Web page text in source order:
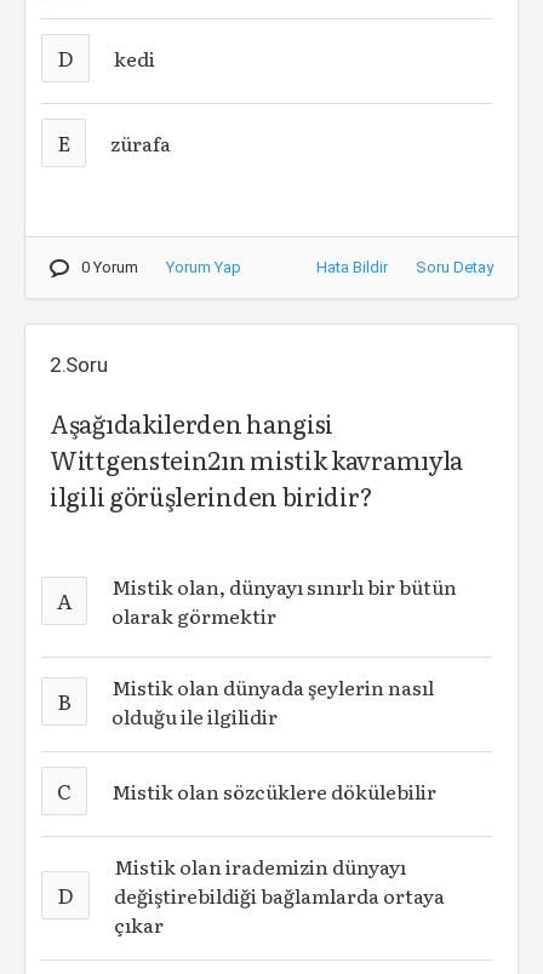
D kedi
E zürafa
0 Yorum Yorum Yap Hata Bildir Soru Detay
2.Soru
Aşağıdakilerden hangisi
Wittgenstein2ın mistik kavramıyla
ilgili görüşlerinden biridir?
A
Mistik olan, dünyayı sınırlı bir bütün
olarak görmektir
B
Mistik olan dünyada şeylerin nasıl
olduğu ile ilgilidir
C Mistik olan sözcüklere dökülebilir
D
Mistik olan irademizin dünyayı
değiştirebildiği bağlamlarda ortaya
çıkar